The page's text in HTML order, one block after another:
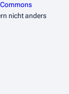
nicht anders